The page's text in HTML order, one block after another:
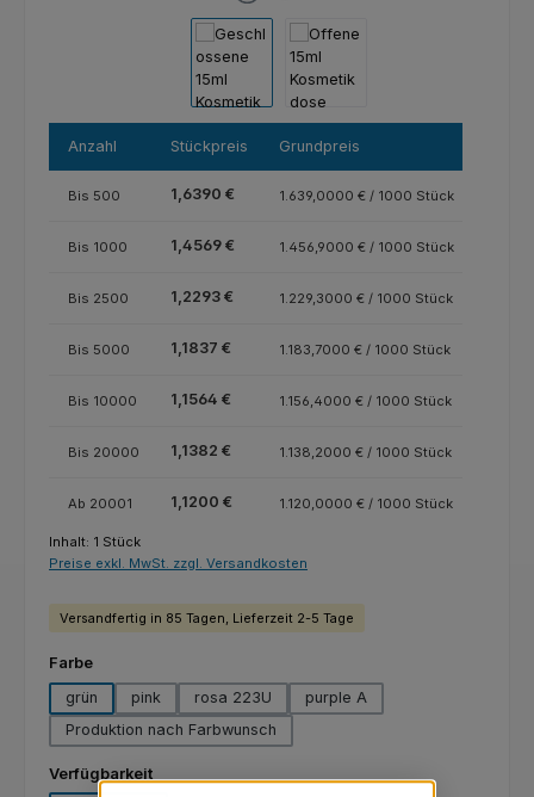
Anzahl Stückpreis Grundpreis
Bis 500 1,6390 € 1.639,0000 € / 1000 Stück
Bis 1000 1,4569 € 1.456,9000 € / 1000 Stück
Bis 2500 1,2293 € 1.229,3000 € / 1000 Stück
Bis 5000 1,1837 € 1.183,7000 € / 1000 Stück
Bis 10000 1,1564 € 1.156,4000 € / 1000 Stück
Bis 20000 1,1382 € 1.138,2000 € / 1000 Stück
Ab 20001 1,1200 € 1.120,0000 € / 1000 Stück
Inhalt: 1 Stück
Preise exkl. MwSt. zzgl. Versandkosten
Versandfertig in 85 Tagen, Lieferzeit 2-5 Tage
Farbeauswählen
grün
pink rosa 223U
purple A
Produktion nach Farbwunsch
Verfügbarkeitauswählen